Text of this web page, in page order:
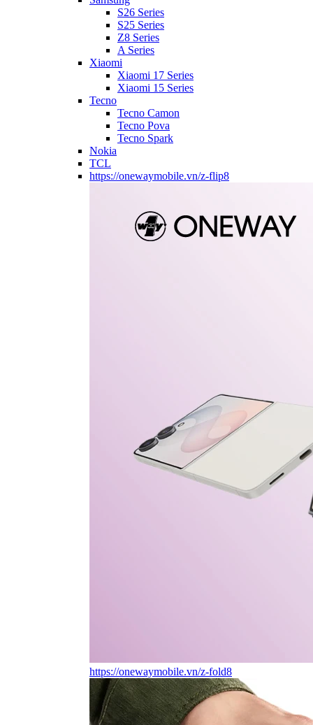
S26 Series
S25 Series
Z8 Series
A Series
Xiaomi
Xiaomi 17 Series
Xiaomi 15 Series
Tecno
Tecno Camon
Tecno Pova
Tecno Spark
Nokia
TCL
https://onewaymobile.vn/z-flip8
https://onewaymobile.vn/z-fold8